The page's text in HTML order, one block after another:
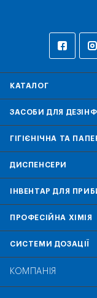
КАТАЛОГ
ЗАСОБИ ДЛЯ
ГІГІЄНІЧНА ТА
ДИСПЕНСЕРИ
ІНВЕНТАР ДЛЯ
ПРОФЕСІЙНА ХІМІЯ
СИСТЕМИ ДОЗАЦІЇ
КОМПАНІЯ